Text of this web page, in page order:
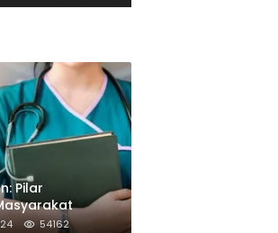
Pilar
54162